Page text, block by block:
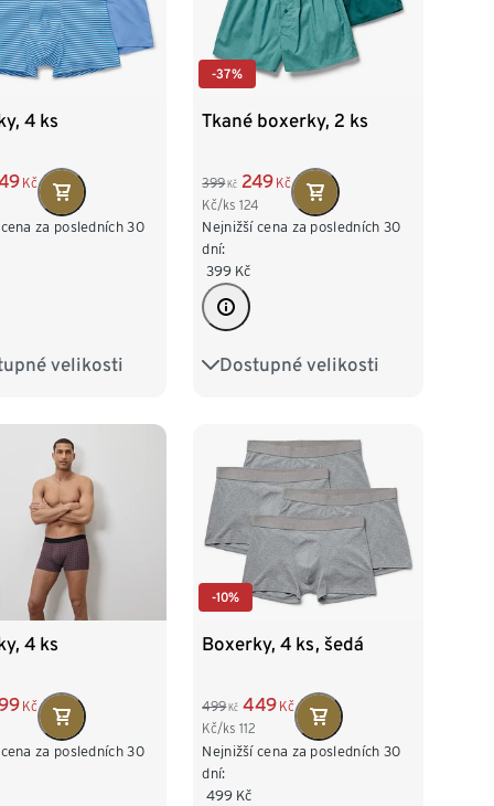
4 ks
Kč
za posledních 30
velikosti
M/5 L/6
-37%
Tkané boxerky, 2 ks
399 Kč 249 Kč
Kč/ks124
Nejnižší cena za posledních 30
dní:
399 Kč
Dostupné velikosti
S/4 M/5 L/6
4 ks
Kč
za posledních 30
-10%
Boxerky, 4 ks, šedá
499 Kč 449 Kč
Kč/ks112
Nejnižší cena za posledních 30
dní:
499 Kč